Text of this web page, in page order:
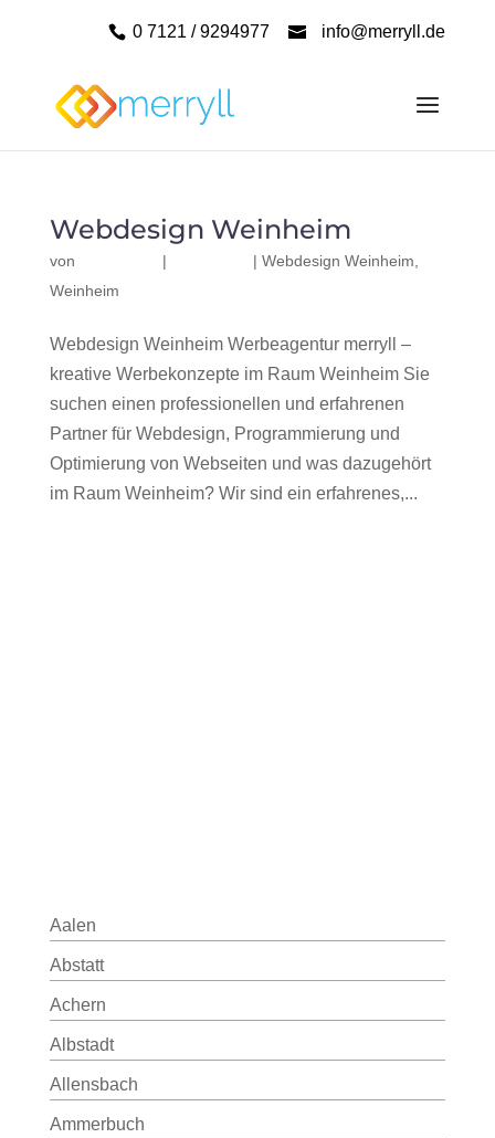
0 7121 / 9294977 info@merryll.de
Webdesign Weinheim
von | | Webdesign Weinheim
Weinheim
Webdesign Weinheim Werbeagentur merryll –
kreative Werbekonzepte im Raum Weinheim Sie
suchen einen professionellen und erfahrenen
Partner für Webdesign, Programmierung und
Optimierung von Webseiten und was dazugehört
im Raum Weinheim? Wir sind ein erfahrenes,...
Aalen
Abstatt
Achern
Albstadt
Allensbach
Ammerbuch